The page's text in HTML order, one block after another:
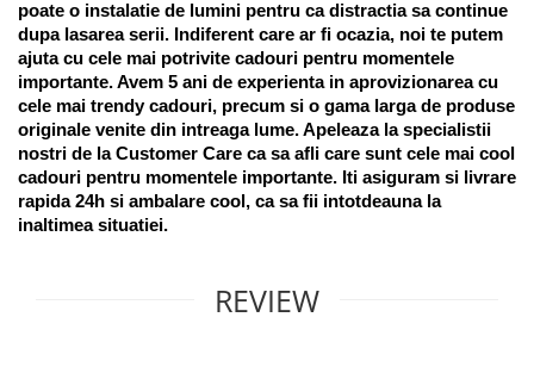
poate o instalatie de lumini pentru ca distractia sa continue
dupa lasarea serii. Indiferent care ar fi ocazia, noi te putem
ajuta cu cele mai potrivite cadouri pentru momentele
importante. Avem 5 ani de experienta in aprovizionarea cu
cele mai trendy cadouri, precum si o gama larga de produse
originale venite din intreaga lume. Apeleaza la specialistii
nostri de la Customer Care ca sa afli care sunt cele mai cool
cadouri pentru momentele importante. Iti asiguram si livrare
rapida 24h si ambalare cool, ca sa fii intotdeauna la
inaltimea situatiei.
REVIEW